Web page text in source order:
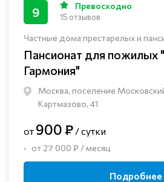
Частные дома престарелых и
Пансионат для пожилых
Гармония"
Москва, поселение
Картмазово, 41
9 Превосходно
15 отзывов
от 900 ₽ / сутки
от 27 000 ₽ / месяц
Подробнее